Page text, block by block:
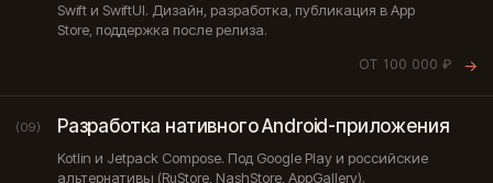
Swift и SwiftUI. Дизайн, разработка, публикация в App
Store, поддержка после релиза.
ОТ 100 000 ₽ →
(09) Разработка нативного Android-приложения
Kotlin и Jetpack Compose. Под Google Play и российские
альтернативы (RuStore, NashStore, AppGallery).